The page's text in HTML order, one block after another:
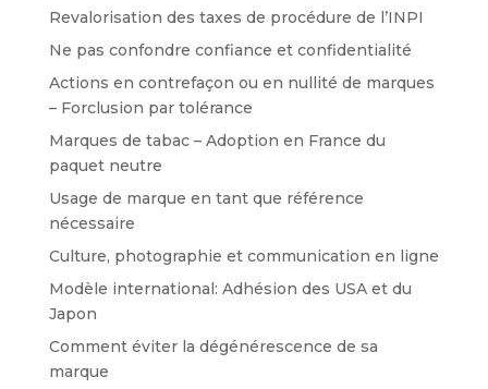
Revalorisation des taxes de procédure de l’INPI
Ne pas confondre confiance et confidentialité
Actions en contrefaçon ou en nullité de marques
– Forclusion par tolérance
Marques de tabac – Adoption en France du
paquet neutre
Usage de marque en tant que référence
nécessaire
Culture, photographie et communication en ligne
Modèle international: Adhésion des USA et du
Japon
Comment éviter la dégénérescence de sa
marque